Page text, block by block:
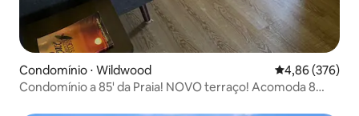
Condomínio ⋅ Wildwood 4,86 de uma
4,86 (376)
Condomínio a 85' da Praia! NOVO terraço! Acomoda 8